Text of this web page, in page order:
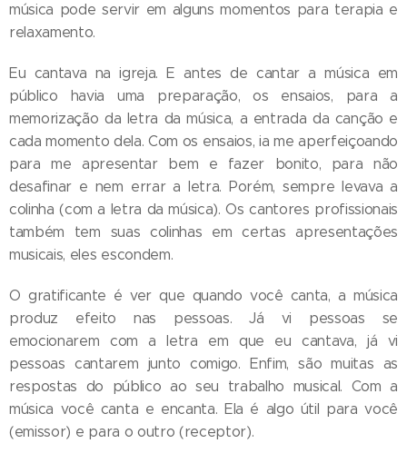
música pode servir em alguns momentos para terapia e
relaxamento.
Eu cantava na igreja. E antes de cantar a música em
público havia uma preparação, os ensaios, para a
memorização da letra da música, a entrada da canção e
cada momento dela. Com os ensaios, ia me aperfeiçoando
para me apresentar bem e fazer bonito, para não
desafinar e nem errar a letra. Porém, sempre levava a
colinha (com a letra da música). Os cantores profissionais
também tem suas colinhas em certas apresentações
musicais, eles escondem.
O gratificante é ver que quando você canta, a música
produz efeito nas pessoas. Já vi pessoas se
emocionarem com a letra em que eu cantava, já vi
pessoas cantarem junto comigo. Enfim, são muitas as
respostas do público ao seu trabalho musical. Com a
música você canta e encanta. Ela é algo útil para você
(emissor) e para o outro (receptor).